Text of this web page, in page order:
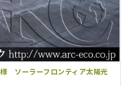
ソーラーフロンティア太陽光